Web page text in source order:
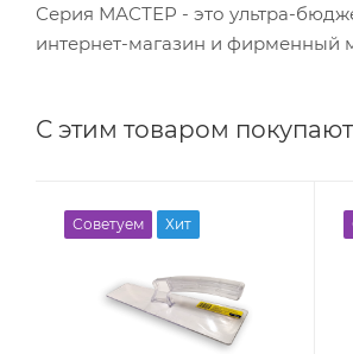
Серия МАСТЕР - это ультра-
интернет-магазин и фирменный
С этим товаром покупают
Советуем Хит